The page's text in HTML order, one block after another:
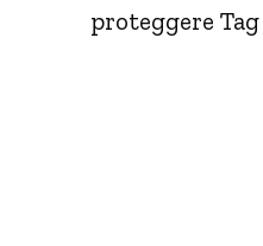
proteggere